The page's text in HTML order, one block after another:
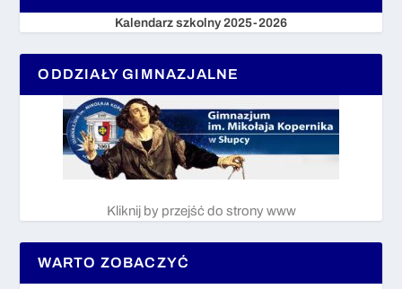
Kalendarz szkolny 2025-2026
ODDZIAŁY GIMNAZJALNE
Kliknij by przejść do strony www
WARTO ZOBACZYĆ